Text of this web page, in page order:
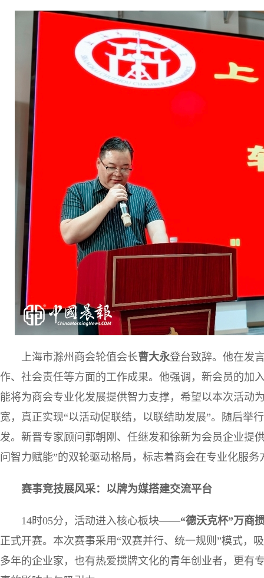
上海市滁州商会轮值会长曹大永登台致辞。他在发
作、社会责任等方面的工作成果。他强调，新会员的加
能将为商会专业化发展提供智力支撑，希望以本次活动
宽，真正实现“以活动促联结，以联结助发展”。随后举
发。新晋专家顾问郭朝刚、任继发和徐新为会员企业提
问智力赋能”的双轮驱动格局，标志着商会在专业化服
赛事竞技展风采：以牌为媒搭建交流平台
14时05分，活动进入核心板块——“德沃克杯”万商
正式开赛。本次赛事采用“双赛并行、统一规则”模式，
多年的企业家，也有热爱掼牌文化的青年创业者，更有